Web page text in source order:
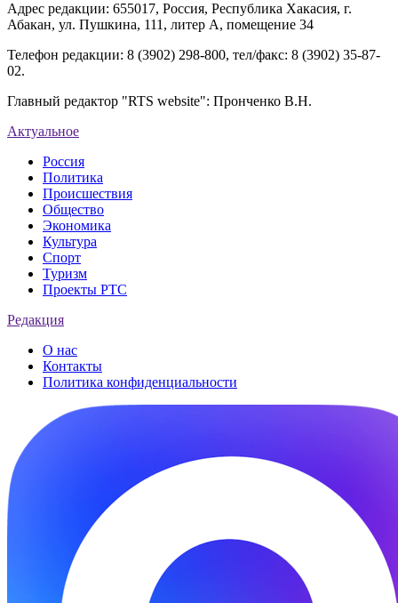
Адрес редакции: 655017, Россия, Республика Хакасия, г.
Абакан, ул. Пушкина, 111, литер А, помещение 34
Телефон редакции: 8 (3902) 298-800, тел/факс: 8 (3902) 35-87-
02.
Главный редактор "RTS website": Пронченко В.Н.
Актуальное
Россия
Политика
Происшествия
Общество
Экономика
Культура
Спорт
Туризм
Проекты РТС
Редакция
О нас
Контакты
Политика конфиденциальности